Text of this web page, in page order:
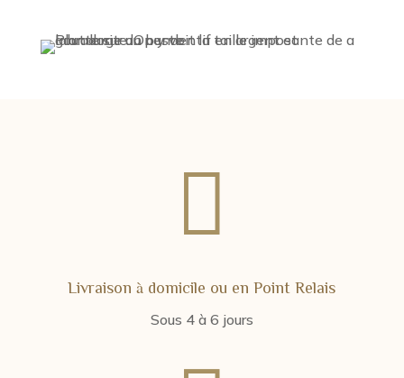

Livraison à domicile ou en Point Relais
Sous 4 à 6 jours